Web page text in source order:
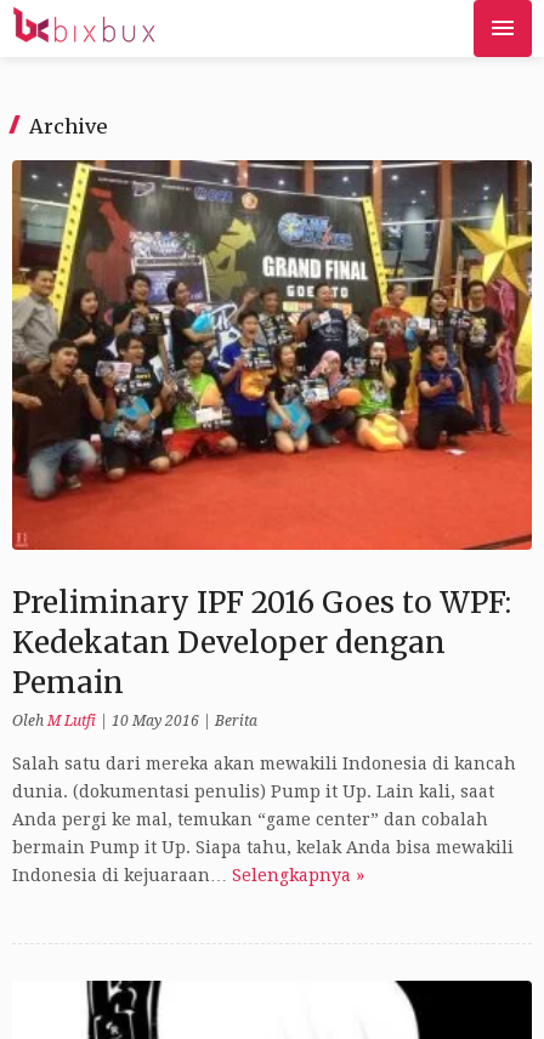
Archive
Preliminary IPF 2016 Goes to WPF:
Kedekatan Developer dengan
Pemain
OlehM Lutfi 10 May 2016 |Berita
Salah satu dari mereka akan mewakili Indonesia di kancah
dunia. (dokumentasi penulis) Pump it Up. Lain kali, saat
Anda pergi ke mal, temukan “game center” dan cobalah
bermain Pump it Up. Siapa tahu, kelak Anda bisa mewakili
Indonesia di kejuaraan… Selengkapnya »